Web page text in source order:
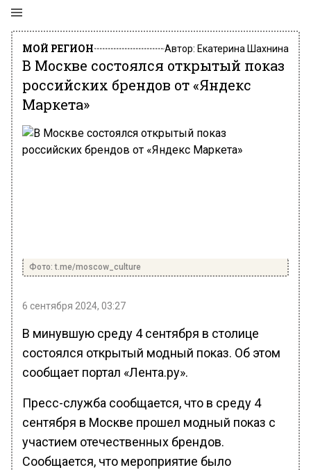
МОЙ РЕГИОН Автор: Екатерина Шахнина
В Москве состоялся открытый показ
российских брендов от «Яндекс
Маркета»
Фото: t.me/moscow_culture
6 сентября 2024, 03:27
В минувшую среду 4 сентября в столице
состоялся открытый модный показ. Об этом
сообщает портал «Лента.ру».
Пресс-служба сообщается, что в среду 4
сентября в Москве прошел модный показ с
участием отечественных брендов.
Сообщается, что мероприятие было